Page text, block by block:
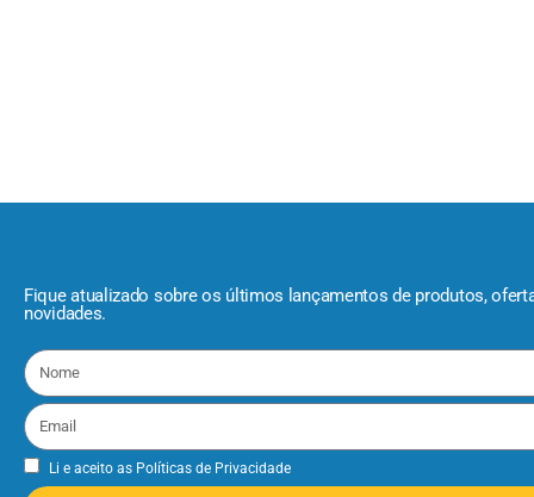
Fique atualizado sobre os últimos lançamentos de produtos,
novidades.
Li e aceito as Políticas de Privacidade